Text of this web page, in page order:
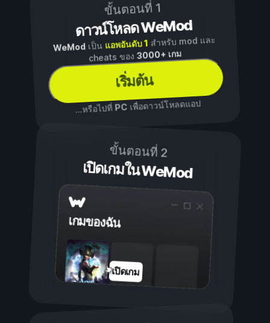
ขั้นตอนที่ 1
ดาวน์โหลด WeMod
WeModเป็น แอพอันดับ 1 สำหรับ mod และ
cheats ของ3000+ เกม
เริ่มต้น
...หรือไปที่ PCเพื่อดาวน์โหลดแอป
ขั้นตอนที่ 2
เปิดเกมใน WeMod
เกมของฉัน
เปิดเกม